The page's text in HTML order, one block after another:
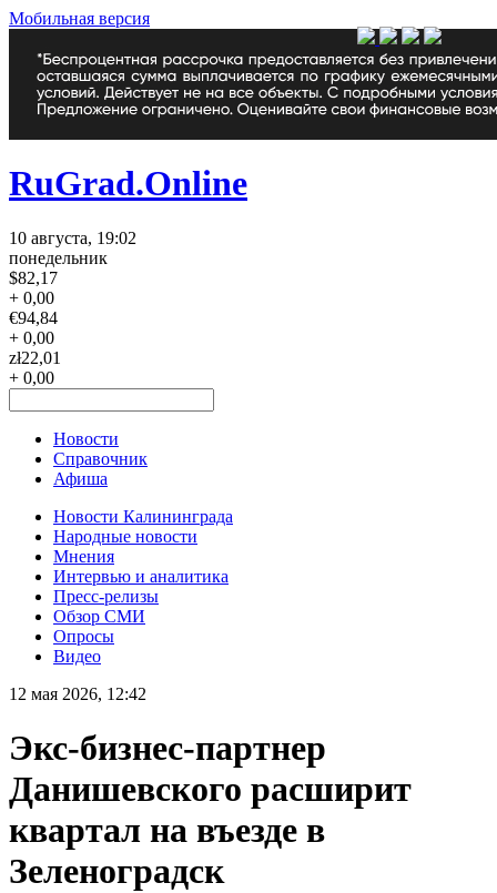
Мобильная версия
RuGrad.Online
10 августа, 19:02
понедельник
$82,17
+ 0,00
€94,84
+ 0,00
zł22,01
+ 0,00
Новости
Справочник
Афиша
Новости Калининграда
Народные новости
Мнения
Интервью и аналитика
Пресс-релизы
Обзор СМИ
Опросы
Видео
12 мая 2026, 12:42
Экс-бизнес-партнер
Данишевского расширит
квартал на въезде в
Зеленоградск